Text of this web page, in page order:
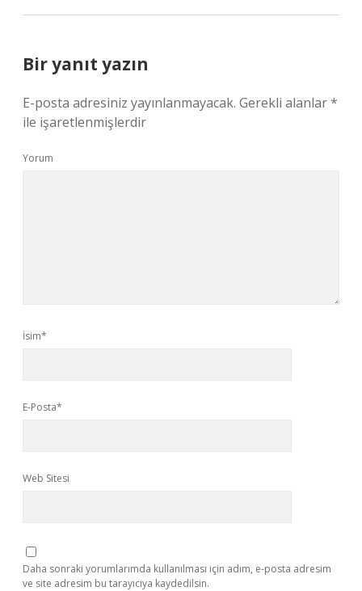
Bir yanıt yazın
E-posta adresiniz yayınlanmayacak. Gerekli alanlar*
ile işaretlenmişlerdir
Yorum
İsim*
E-Posta*
Web Sitesi
Daha sonraki yorumlarımda kullanılması için adım, e-posta adresim
ve site adresim bu tarayıcıya kaydedilsin.